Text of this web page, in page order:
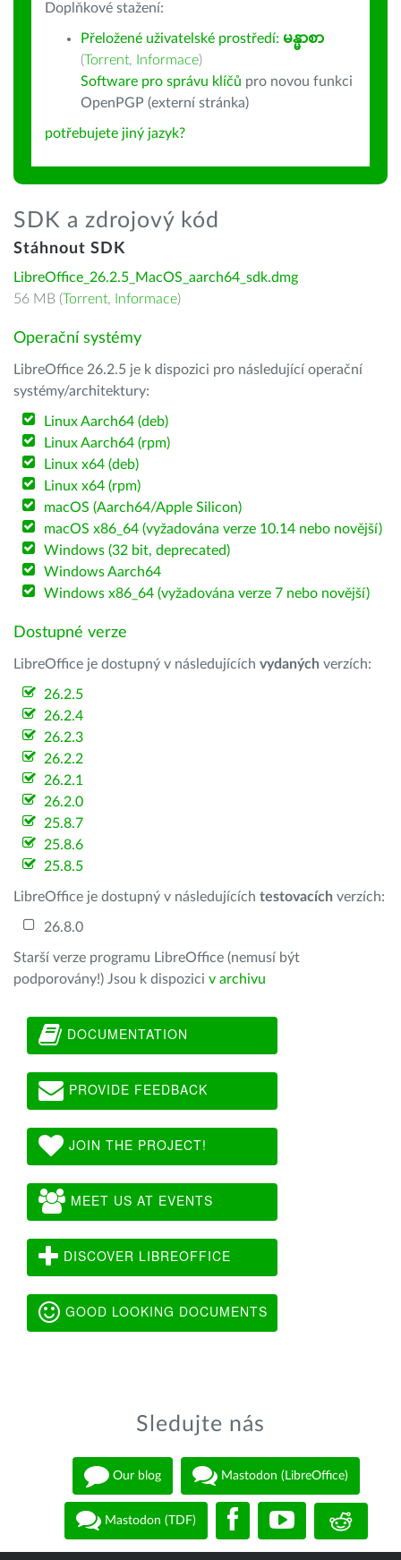
Doplňkové stažení:
Přeložené uživatelské prostředí: မန္မာစာ
(Torrent, Informace)
Software pro správu klíčů pro novou funkci
OpenPGP (externí stránka)
potřebujete jiný jazyk?
SDK a zdrojový kód
Stáhnout SDK
LibreOffice_26.2.5_MacOS_aarch64_sdk.dmg
56 MB (Torrent, Informace)
Operační systémy
LibreOffice 26.2.5 je k dispozici pro následující operační
systémy/architektury:
Linux Aarch64 (deb)
Linux Aarch64 (rpm)
Linux x64 (deb)
Linux x64 (rpm)
macOS (Aarch64/Apple Silicon)
macOS x86_64 (vyžadována verze 10.14 nebo novější)
Windows (32 bit, deprecated)
Windows Aarch64
Windows x86_64 (vyžadována verze 7 nebo novější)
Dostupné verze
LibreOffice je dostupný v následujících vydaných verzích:
26.2.5
26.2.4
26.2.3
26.2.2
26.2.1
26.2.0
25.8.7
25.8.6
25.8.5
LibreOffice je dostupný v následujících testovacích verzích:
26.8.0
Starší verze programu LibreOffice (nemusí být
podporovány!) Jsou k dispozici v archivu
DOCUMENTATION
PROVIDE FEEDBACK
JOIN THE PROJECT!
MEET US AT EVENTS
DISCOVER LIBREOFFICE
GOOD LOOKING DOCUMENTS
Sledujte nás
Our blog Mastodon (LibreOffice)
Mastodon (TDF)